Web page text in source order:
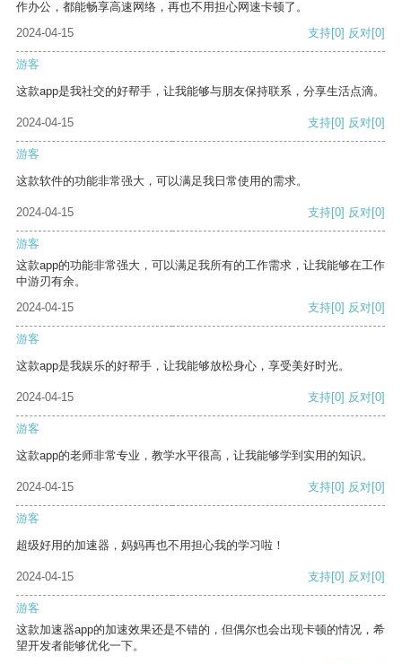
作办公，都能畅享高速网络，再也不用担心网速卡顿了。
2024-04-15
支持[0] 反对[0]
游客
这款app是我社交的好帮手，让我能够与朋友保持联系，分享生活点滴。
2024-04-15 支持[0] 反对[0]
游客
这款软件的功能非常强大，可以满足我日常使用的需求。
2024-04-15 支持[0] 反对[0]
游客
这款app的功能非常强大，可以满足我所有的工作需求，让我能够在工作
中游刃有余。
2024-04-15
支持[0] 反对[0]
游客
这款app是我娱乐的好帮手，让我能够放松身心，享受美好时光。
2024-04-15 支持[0] 反对[0]
游客
这款app的老师非常专业，教学水平很高，让我能够学到实用的知识。
2024-04-15 支持[0] 反对[0]
游客
超级好用的加速器，妈妈再也不用担心我的学习啦！
2024-04-15 支持[0] 反对[0]
游客
这款加速器app的加速效果还是不错的，但偶尔也会出现卡顿的情况，希
望开发者能够优化一下。